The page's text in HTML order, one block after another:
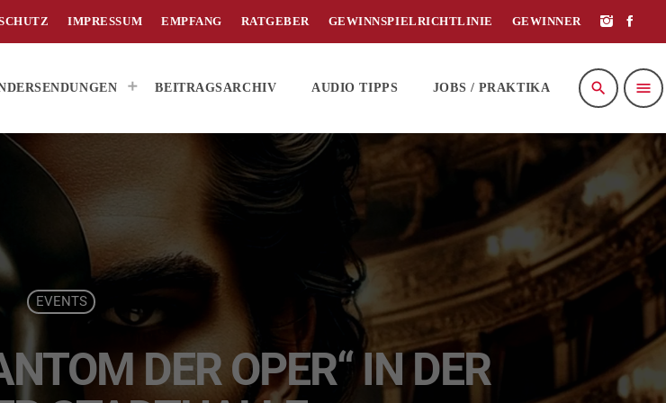
IMPRESSUM EMPFANG RATGEBER GEWINNSPIELRICHTLINIE GEWINNER
BEITRAGSARCHIV AUDIO TIPPS JOBS / PRAKTIKA search menu
EVENTS
DER OPER“ IN DER